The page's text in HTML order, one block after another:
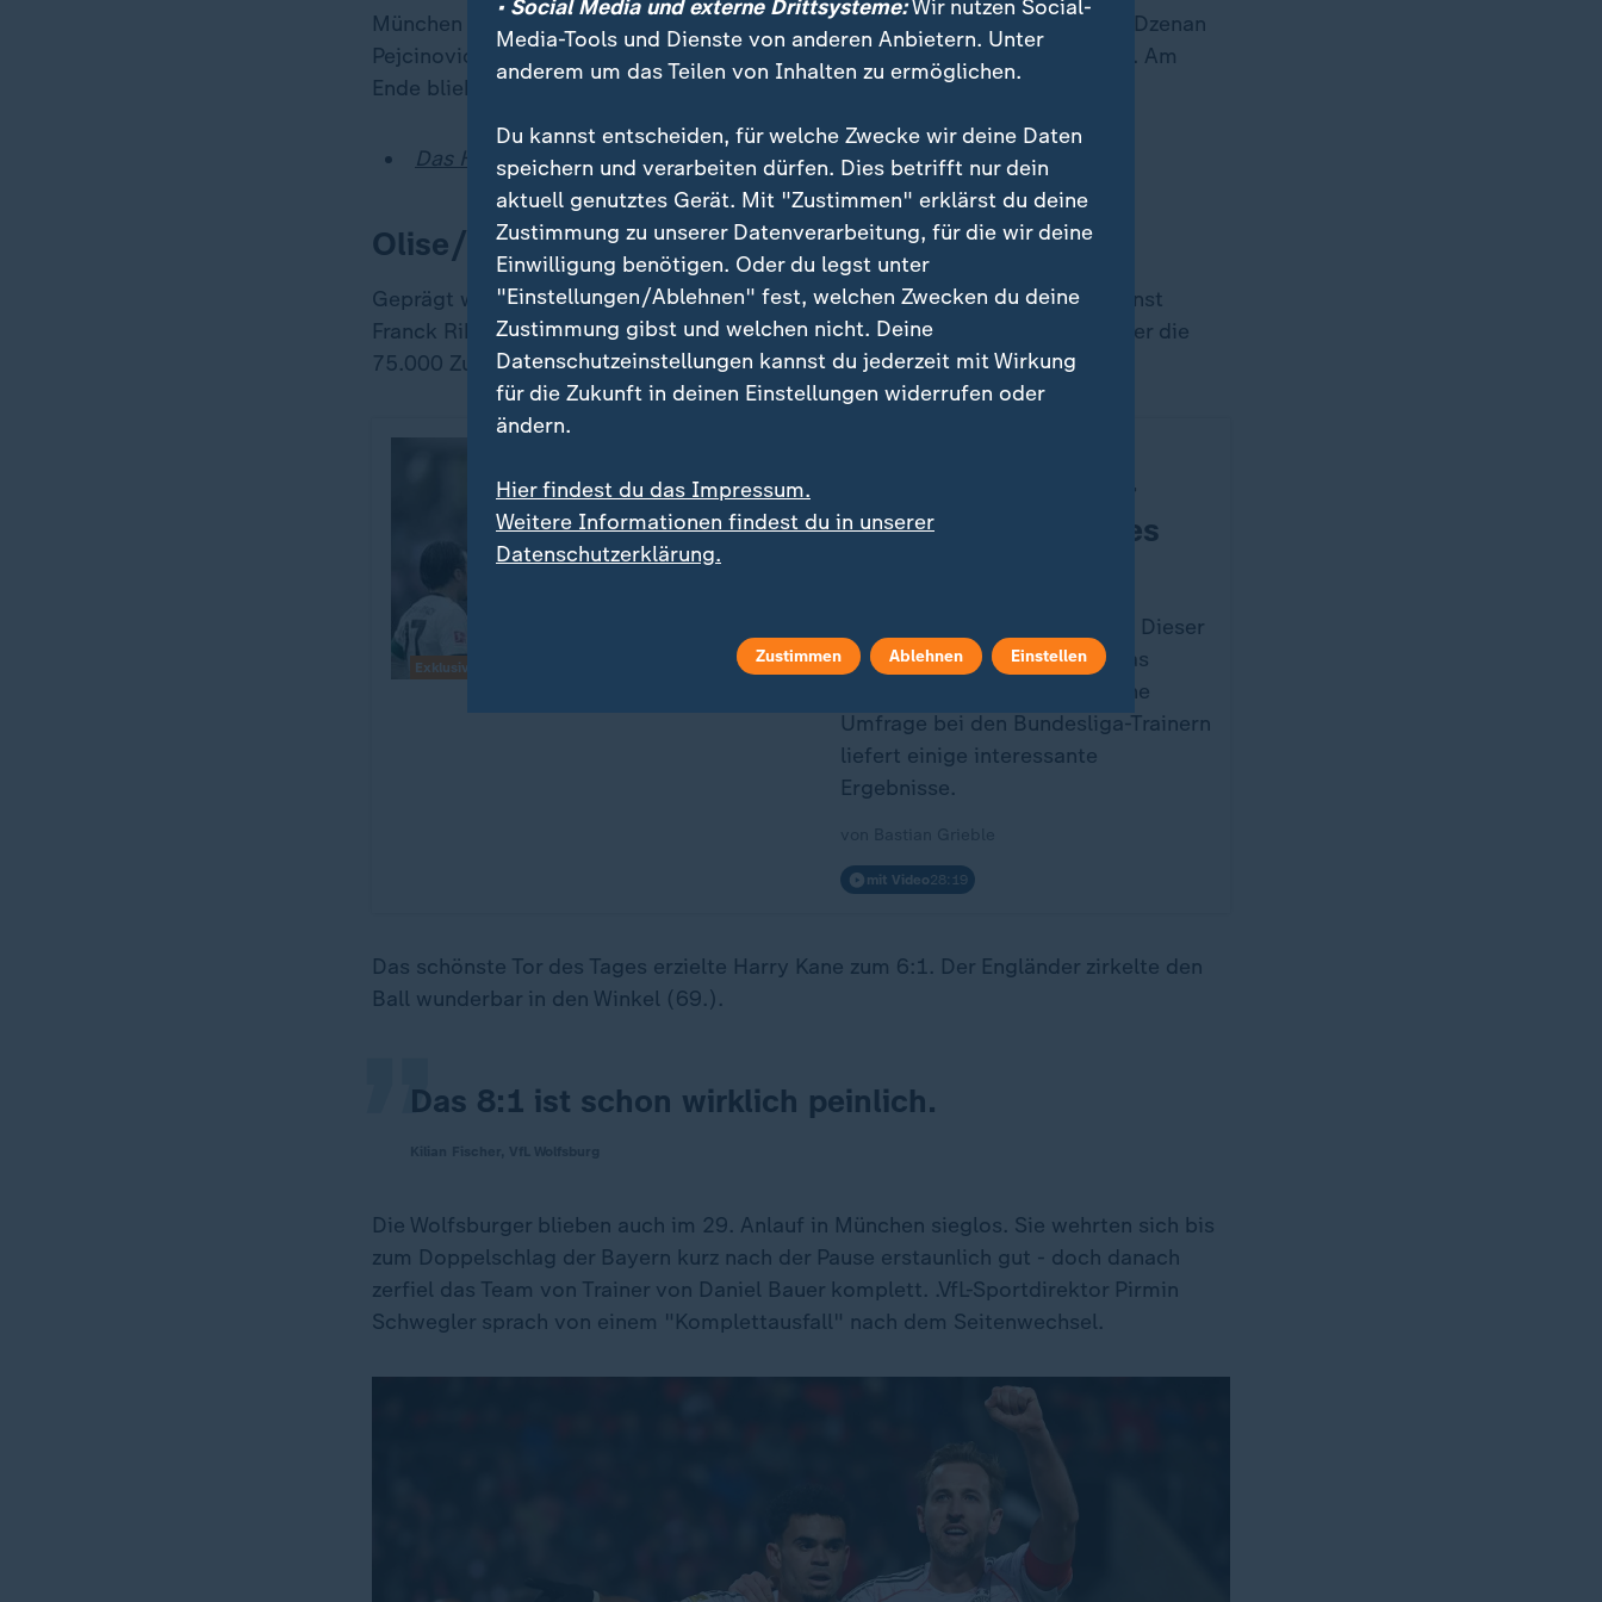
München geborene und beim FC Bayern ausgebildeten U21-Nationalspieler Dzenan
Pejcinovic (13.) etwas Hoffnung auf einen Achtungserfolg schöpfen können. Am
Ende blieben die Niedersachsen auch im 29. Gastspiel in München sieglos.
Das Halbjahr der Entscheidungen für die Bayern
Olise/Díaz wie einst Robben/Ribéry
Geprägt wurde das Geschehen lange von der Flügelzange Olise/Díaz. Wie einst
Franck Ribéry und Arjen Robben verzückten der Franzose und der Kolumbianer die
75.000 Zuschauer mit ihrer Technik, ihren Tricks und ihrem Tordrang.
Wie die Bundesliga-
Trainer die Arbeit des
Wie gut funktioniert der VAR? Dieser
Frage geht am Abend auch das
aktuelle sportstudio nach. Eine
Umfrage bei den Bundesliga-Trainern
liefert einige interessante
Ergebnisse.
mit Video28:19
Exklusiv
Das schönste Tor des Tages erzielte Harry Kane zum 6:1. Der Engländer zirkelte den
Ball wunderbar in den Winkel (69.).
Das 8:1 ist schon wirklich peinlich.
„
Die Wolfsburger blieben auch im 29. Anlauf in München sieglos. Sie wehrten sich bis
zum Doppelschlag der Bayern kurz nach der Pause erstaunlich gut - doch danach
zerfiel das Team von Trainer von Daniel Bauer komplett. .VfL-Sportdirektor Pirmin
Schwegler sprach von einem "Komplettausfall" nach dem Seitenwechsel.
• Social Media und externe Drittsysteme:Wir nutzen Social-
Media-Tools und Dienste von anderen Anbietern. Unter
anderem um das Teilen von Inhalten zu ermöglichen.
Du kannst entscheiden, für welche Zwecke wir deine Daten
speichern und verarbeiten dürfen. Dies betrifft nur dein
aktuell genutztes Gerät. Mit "Zustimmen" erklärst du deine
Zustimmung zu unserer Datenverarbeitung, für die wir deine
Einwilligung benötigen. Oder du legst unter
"Einstellungen/Ablehnen" fest, welchen Zwecken du deine
Zustimmung gibst und welchen nicht. Deine
Datenschutzeinstellungen kannst du jederzeit mit Wirkung
für die Zukunft in deinen Einstellungen widerrufen oder
ändern.
Hier findest du das Impressum.
Weitere Informationen findest du in unserer
Datenschutzerklärung.
Zustimmen Ablehnen Einstellen